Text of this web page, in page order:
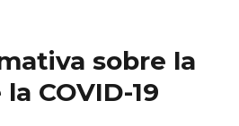
sobre la
COVID-19